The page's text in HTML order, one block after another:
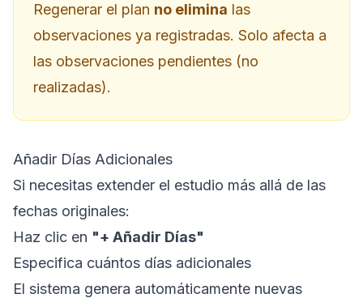
Regenerar el plan no elimina las
observaciones ya registradas. Solo afecta a
las observaciones pendientes (no
realizadas).
Añadir Días Adicionales
Si necesitas extender el estudio más allá de las
fechas originales:
Haz clic en "+ Añadir Días"
Especifica cuántos días adicionales
El sistema genera automáticamente nuevas